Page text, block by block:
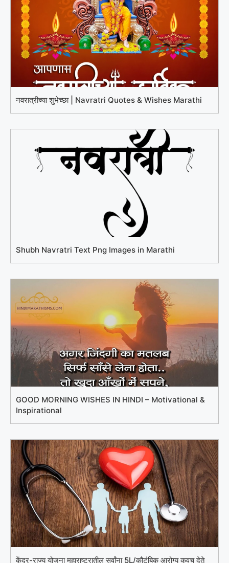
नवरात्रीच्या शुभेच्छा | Navratri Quotes & Wishes Marathi
Shubh Navratri Text Png Images in Marathi
GOOD MORNING WISHES IN HINDI – Motivational &
Inspirational
केंद्र-राज्य योजना महाराष्ट्रातील सर्वांना 5L/कौटुंबिक आरोग्य कवच देते